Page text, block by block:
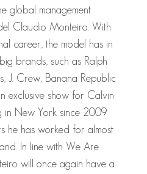
global management
Claudio Monteiro. With
career, the model has in
brands, such as Ralph
J. Crew, Banana Republic
exclusive show for Calvin
in New York since 2009
he has worked for almost
In line with We Are
will once again have a